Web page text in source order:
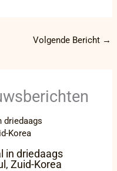
Volgende Bericht →
in driedaags
Zuid-Korea